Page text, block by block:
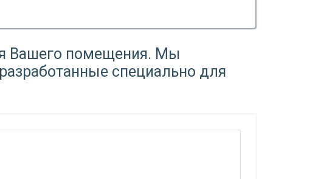
Вашего помещения. Мы
специально для